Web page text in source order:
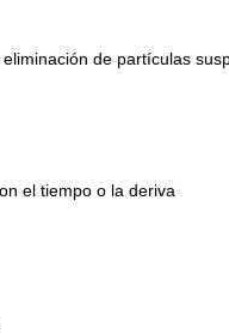
eliminación de partículas
el tiempo o la deriva